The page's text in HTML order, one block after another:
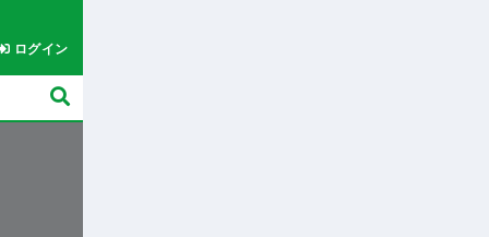
ログイン